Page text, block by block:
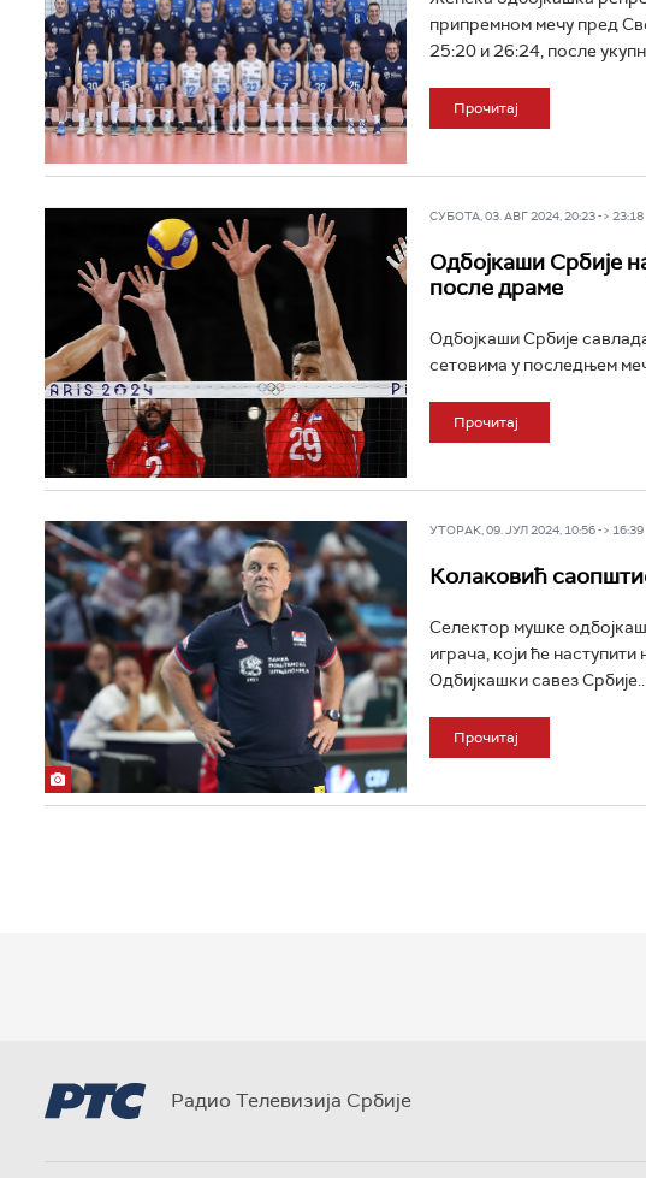
припремном мечу пред
25:20 и 26:24, после
Прочитај
СУБОТА, 03. АВГ 2024, 20:23 -> 23:18
Одбојкаши Србије
после драме
Одбојкаши Србије
сетовима у последњем
Прочитај
УТОРАК, 09. ЈУЛ 2024, 10:56 -> 16:39
Колаковић
Селектор мушке
играча, који ће
Одбијкашки савез
Прочитај
Радио Телевизија Србије